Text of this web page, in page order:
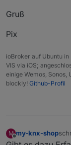
Gruß
Pix
ioBroker auf Ubuntu in
VIS via iOS;
einige Wemos, Sonos,
blockly! Github-Profil
M
Offline
my-knx-shop